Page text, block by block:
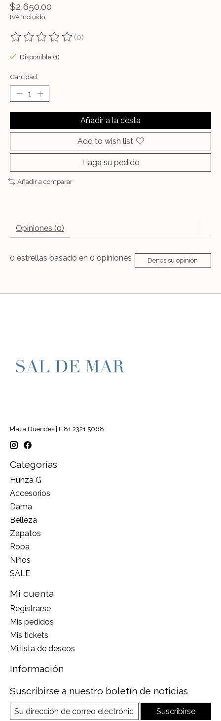
$2,650.00
IVA incluido
The rating of this product is
(0)
Disponible (1)
Cantidad:
Añadir a la cesta
Add to wish list
Haga su pedido
Añadir a comparar
Opiniones (0)
0 estrellas basado en 0 opiniones Denos su opinión
Plaza Duendes | t. 81 2321 5068
Categorías
Hunza G
Accesorios
Dama
Belleza
Zapatos
Ropa
Niños
SALE
Mi cuenta
Registrarse
Mis pedidos
Mis tickets
Mi lista de deseos
Información
Suscribirse a nuestro boletín de noticias
Suscribirse